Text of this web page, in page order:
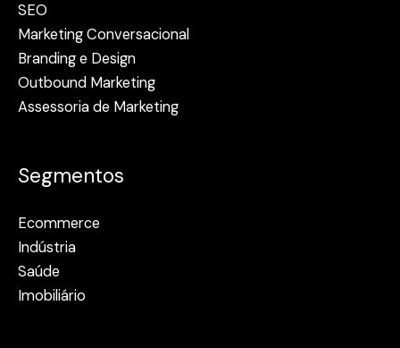
SEO
Marketing Conversacional
Branding e Design
Outbound Marketing
Assessoria de Marketing
Segmentos
Ecommerce
Indústria
Saúde
Imobiliário